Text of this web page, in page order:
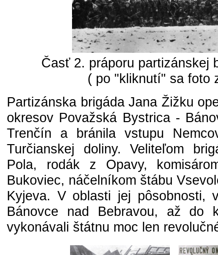
Časť 2. práporu partizánskej
( po "kliknutí" sa foto
Partizánska brigáda Jana Žižku
okresov Považská Bystrica -
Trenčín a bránila vstupu
Turčianskej doliny. Veliteľom
Pola, rodák z Opavy,
Bukoviec, náčelníkom štábu
Kyjeva. V oblasti jej pôsobnosti,
Bánovce nad Bebravou, až do
vykonávali štátnu moc len